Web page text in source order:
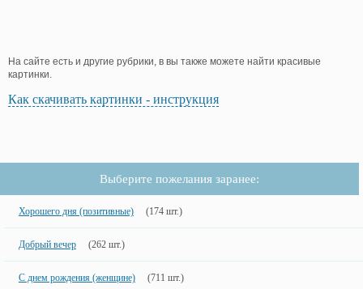
На сайте есть и другие рубрики, в вы также можете найти красивые
картинки.
Как скачивать картинки - инструкция
Выберите пожелания заранее:
Хорошего дня (позитивные) (174 шт.)
Добрый вечер (262 шт.)
С днем рождения (женщине) (711 шт.)